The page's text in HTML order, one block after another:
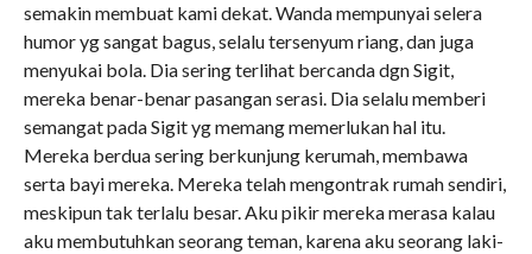
semakin membuat kami dekat. Wanda mempunyai selera
humor yg sangat bagus, selalu tersenyum riang, dan juga
menyukai bola. Dia sering terlihat bercanda dgn Sigit,
mereka benar-benar pasangan serasi. Dia selalu memberi
semangat pada Sigit yg memang memerlukan hal itu.
Mereka berdua sering berkunjung kerumah, membawa
serta bayi mereka. Mereka telah mengontrak rumah sendiri,
meskipun tak terlalu besar. Aku pikir mereka merasa kalau
aku membutuhkan seorang teman, karena aku seorang laki-